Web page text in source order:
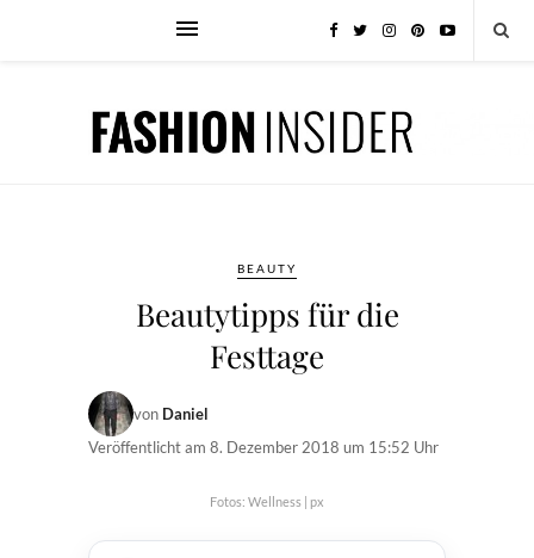
BEAUTY
Beautytipps für die
Festtage
von Daniel
Veröffentlicht am 8. Dezember 2018 um 15:52 Uhr
Fotos: Wellness | px